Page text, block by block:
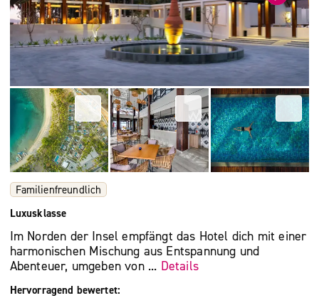
Familienfreundlich
Luxusklasse
Im Norden der Insel empfängt das Hotel dich mit einer
harmonischen Mischung aus Entspannung und
Abenteuer, umgeben von ... Details
Hervorragend bewertet: